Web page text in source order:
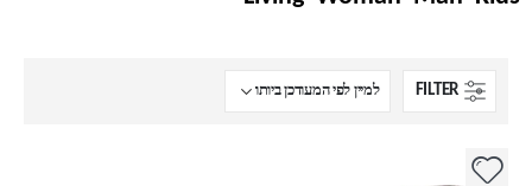
FILTER
למוצר